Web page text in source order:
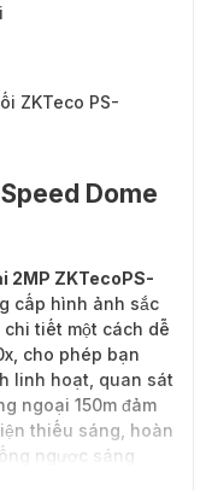
ZKTeco PS-
Dome
2MP ZKTecoPS-
cấp hình ảnh sắc
tiết một cách dễ
cho phép bạn
linh hoạt, quan sát
ngoại 150m đảm
thiếu sáng, hoàn
ngược sáng